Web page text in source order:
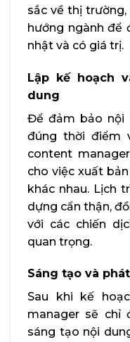
sắc về thị
hướng ngành để
nhật và có giá trị.
Lập kế hoạch
dung
Để đảm bảo nội
đúng thời điểm
content
cho việc xuất
khác nhau. Lịch
dựng cẩn thận,
với các chiến
quan trọng.
Sáng tạo và
Sau khi kế
manager sẽ chỉ
sáng tạo nội